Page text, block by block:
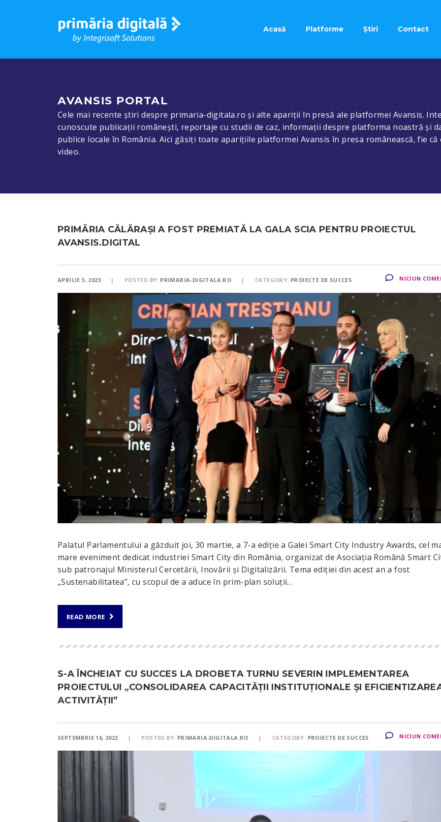
Acasă Platforme Știri Contact
AVANSIS PORTAL
Cele mai recente știri despre primaria-digitala.ro și alte apariții în presă ale platformei Avansis.
cunoscute publicații românești, reportaje cu studii de caz, informații despre platforma noastră și
publice locale în România. Aici găsiți toate aparițiile platformei Avansis în presa românească, fie
video.
PRIMĂRIA CĂLĂRAȘI A FOST PREMIATĂ LA GALA SCIA PENTRU PROIECTUL
AVANSIS.DIGITAL
APRILIE 5, 2023 POSTED BY: PRIMARIA-DIGITALA.RO CATEGORY: PROIECTE DE SUCCES NICIUN
Palatul Parlamentului a găzduit joi, 30 martie, a 7-a ediţie a Galei Smart City Industry Awards, cel
mare eveniment dedicat industriei Smart City din România, organizat de Asociaţia Română Smart
sub patronajul Ministerul Cercetării, Inovării şi Digitalizării. Tema ediției din acest an a fost
„Sustenabilitatea”, cu scopul de a aduce în prim-plan soluții…
READ MORE
S-A ÎNCHEIAT CU SUCCES LA DROBETA TURNU SEVERIN IMPLEMENTAREA
PROIECTULUI „CONSOLIDAREA CAPACITĂȚII INSTITUȚIONALE ȘI
ACTIVITĂȚII”
SEPTEMBRIE 16, 2022 POSTED BY: PRIMARIA-DIGITALA.RO CATEGORY: PROIECTE DE SUCCES NICIUN